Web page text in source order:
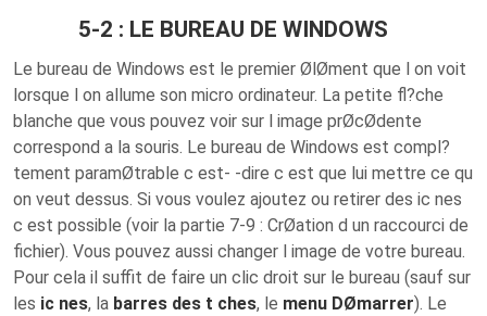
5-2 : LE BUREAU DE WINDOWS
Le bureau de Windows est le premier ØlØment que l on voit
lorsque l on allume son micro ordinateur. La petite fl?che
blanche que vous pouvez voir sur l image prØcØdente
correspond a la souris. Le bureau de Windows est compl?
tement paramØtrable c est- -dire c est que lui mettre ce qu
on veut dessus. Si vous voulez ajoutez ou retirer des ic nes
c est possible (voir la partie 7-9 : CrØation d un raccourci de
fichier). Vous pouvez aussi changer l image de votre bureau.
Pour cela il suffit de faire un clic droit sur le bureau (sauf sur
les ic nes, la barres des t ches, le menu DØmarrer). Le